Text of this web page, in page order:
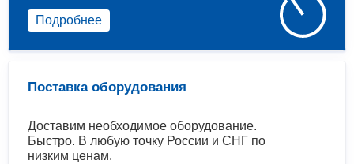
Поставка оборудования
Доставим необходимое оборудование.
Быстро. В любую точку России и СНГ по
низким ценам.
Подробнее